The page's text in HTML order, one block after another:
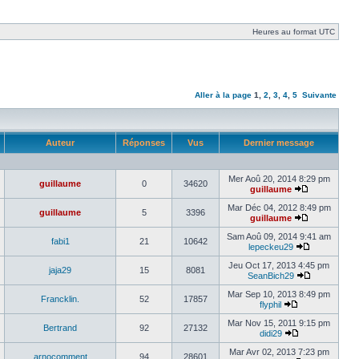
Heures au format UTC
Aller à la page 1 2 3 4 5 Suivante
Auteur Réponses Vus Dernier message
guillaume 0 34620
Mer Aoû 20, 2014 8:29 pm
guillaume
guillaume 5 3396
Mar Déc 04, 2012 8:49 pm
guillaume
fabi1 21 10642
Sam Aoû 09, 2014 9:41 am
lepeckeu29
jaja29 15 8081
Jeu Oct 17, 2013 4:45 pm
SeanBich29
Francklin. 52 17857
Mar Sep 10, 2013 8:49 pm
flyphil
Bertrand 92 27132
Mar Nov 15, 2011 9:15 pm
didi29
arnocomment 94 28601
Mar Avr 02, 2013 7:23 pm